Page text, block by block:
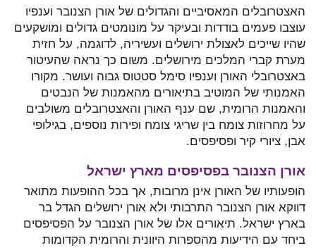
האצטרובלים המאסיביים והגדולים של אורן הצנובר וענפיו
עוצבו פעמים בודדות ובעיקר על מונומטים גדולים ומושקעים
שהיו שייכים לאצולת ירושלים ועשיריה, לדוגמה, על חזית
מערת קברי המלכים מירושלים. משום כך נראה שהעיטור
באצטרובלי האורן וענפיו סימל סטטוס גבוה ועושר. מקורו
האמנותי של המוטיב בתיאורים מהאמנות של הנבטים
והאמנות הרומית, שם ענף האורן והאצטרובלים משולבים
על מחרוזות צומח בין שריגי צומח ופירות נוספים, בגילופי
אבן, ציורי קיר ופסיפסים.
אורן הצנובר בפסיפסים מארץ ישראל
הופעותיו של האורן אינן מרובות, אך בכל ההופעות מתואר
דווקא אורן הצנובר התרבותי ולא אורן ירושלים הגדל בר
בארץ ישראל. תיאורים אלו של אורן הצנובר על הפסיפסים
ביחד עם הידיעות מהספרות היוונית והרומית הקדומות